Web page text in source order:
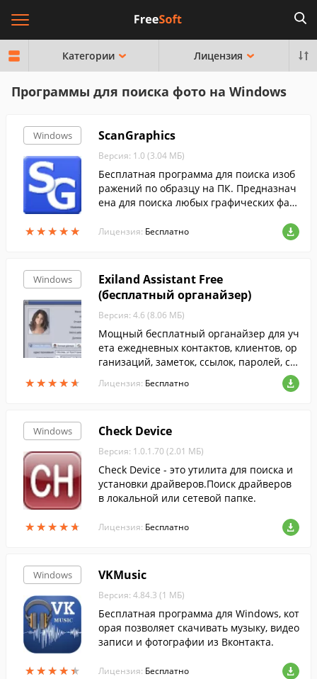
Категории Лицензия
Программы для поиска фото на Windows
Windows
★★★★★
★★★★★
ScanGraphics
Версия: 1.0 (3.04 МБ)
Бесплатная программа для поиска изоб
ражений по образцу на ПК. Предназнач
ена для поиска любых графических фай
о фрагментам, сортировка результатов
поиска по степени сходства с образцом
Лицензия: Бесплатно
Windows
★★★★★
★★★★★
Exiland Assistant Free
(бесплатный органайзер)
Версия: 4.6 (8.06 МБ)
Мощный бесплатный органайзер для уч
ета ежедневных контактов, клиентов, ор
ганизаций, заметок, ссылок, паролей, со
бытий. Удобный планировщик задач с н
апоминанием, быстрый поиск по базе и
Лицензия: Бесплатно
Windows
★★★★★
★★★★★
Check Device
Версия: 1.0.1.70 (2.01 МБ)
Check Device - это утилита для поиска и
установки драйверов.Поиск драйверов
в локальной или сетевой папке.
Лицензия: Бесплатно
Windows
★★★★★
★★★★★
VKMusic
Версия: 4.84.3 (1 МБ)
Бесплатная программа для Windows, кот
орая позволяет скачивать музыку, видео
записи и фотографии из Вконтакта.
Лицензия: Бесплатно